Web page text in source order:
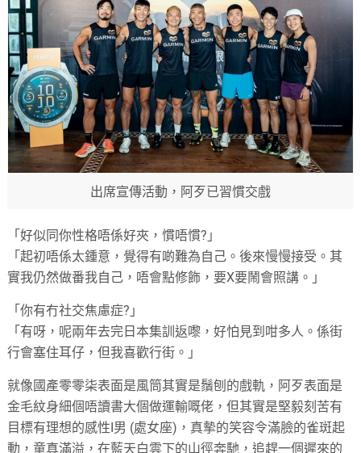
出席宣傳活動，阿歹已習慣交戲
「好似同你性格唔係好夾，慣唔慣?」
「起初唔係太鍾意，覺得有啲難為自己。後來慢慢接受。其
實我仍然做番我自己，唔會點修飾，要X要鬧會照講。」
「你有冇社交焦慮症?」
「有呀，呢兩年去完日本集訓返嚟，好怕見到咁多人。係街
行會塞住耳仔，但我喜歡行街。」
就像國產零零柒表面是風筒其實是鬚刨的戲軌，阿歹表面是
金毛紋身細個唔讀書大個做運輸嘅佬，但其實是堅毅刻苦有
目標有理想的感性I男 (處女座)，真摰的笑容令滿臉的雀斑起
動，童真滿溢，在藍天白雲下的山徑奔馳，追趕一個遲來的